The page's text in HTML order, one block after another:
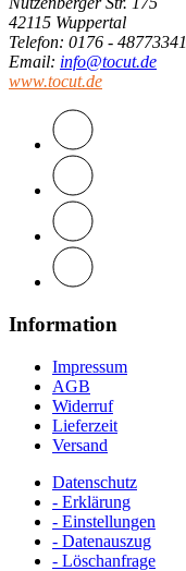
42115 Wuppertal
Telefon: 0176 - 48773341
Email: info@tocut.de
www.tocut.de
Information
Impressum
AGB
Widerruf
Lieferzeit
Versand
Datenschutz
- Erklärung
- Einstellungen
- Datenauszug
- Löschanfrage